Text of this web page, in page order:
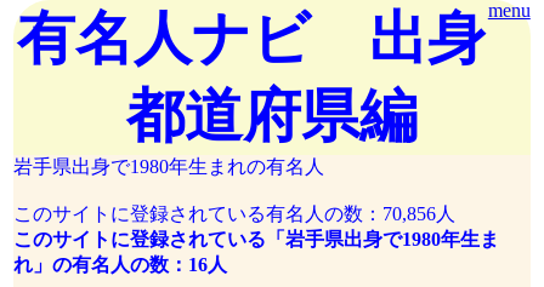
menu
有名人ナビ 出身
都道府県編
岩手県出身で1980年生まれの有名人
このサイトに登録されている有名人の数：70,856人
このサイトに登録されている「岩手県出身で1980年生ま
れ」の有名人の数：16人